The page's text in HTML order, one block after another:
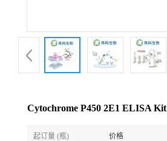
Cytochrome P450 2E1 ELISA Kit
起订量 (瓶) 价格